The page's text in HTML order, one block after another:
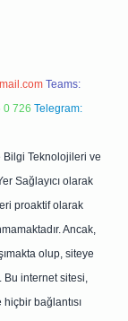
Teams:
0 726 Telegram:
Bilgi Teknolojileri ve
Sağlayıcı olarak
proaktif olarak
Ancak,
olup, siteye
Bu internet sitesi,
bağlantısı